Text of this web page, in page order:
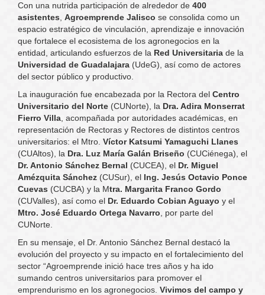
Con una nutrida participación de alrededor de 400
asistentes Agroemprende Jalisco se consolida como un
espacio estratégico de vinculación, aprendizaje e innovación
que fortalece el ecosistema de los agronegocios en la
entidad, articulando esfuerzos de la Red Universitaria de la
Universidad de Guadalajara (UdeG), así como de actores
del sector público y productivo.
La inauguración fue encabezada por la Rectora del Centro
Universitario del Norte (CUNorte), la Dra. Adira Monserrat
Fierro Villa , acompañada por autoridades académicas, en
representación de Rectoras y Rectores de distintos centros
universitarios: el Mtro. Víctor Katsumi Yamaguchi Llanes
(CUAltos), la Dra. Luz María Galán Briseño (CUCiénega), el
Dr. Antonio Sánchez Bernal (CUCEA), el Dr. Miguel
Amézquita Sánchez (CUSur), el Ing. Jesús Octavio Ponce
Cuevas (CUCBA) y la Mtra. Margarita Franco Gordo
(CUValles), así como el Dr. Eduardo Cobian Aguayo y el
Mtro. José Eduardo Ortega Navarro , por parte del
CUNorte.
En su mensaje, el Dr. Antonio Sánchez Bernal destacó la
evolución del proyecto y su impacto en el fortalecimiento del
sector “Agroemprende inició hace tres años y ha ido
sumando centros universitarios para promover el
emprendurismo en los agronegocios. Vivimos del campo y